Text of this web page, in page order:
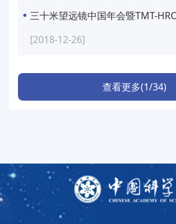
三十米望远镜中国年会暨TMT-
[2018-12-26]
查看更多(1/34)